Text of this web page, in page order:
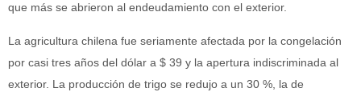
que más se abrieron al endeudamiento con el exterior.
La agricultura chilena fue seriamente afectada por la congelación
por casi tres años del dólar a $ 39 y la apertura indiscriminada al
exterior. La producción de trigo se redujo a un 30 %, la de